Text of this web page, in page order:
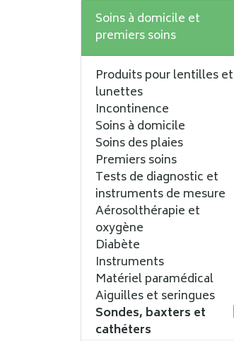
Soins à domicile et
premiers soins
Produits pour lentilles et
lunettes
Incontinence
Soins à domicile
Soins des plaies
Premiers soins
Tests de diagnostic et
instruments de mesure
Aérosolthérapie et
oxygène
Diabète
Instruments
Matériel paramédical
Aiguilles et seringues
Sondes, baxters et
cathéters